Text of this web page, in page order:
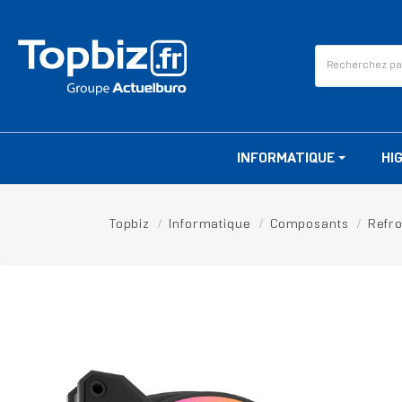
INFORMATIQUE
Topbiz Informatique Composants